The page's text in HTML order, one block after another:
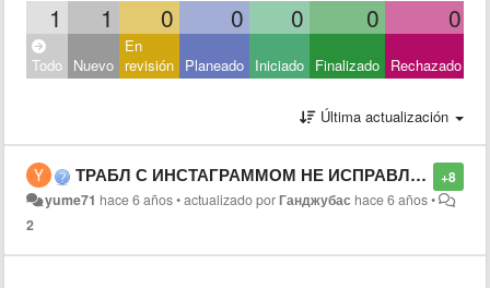
1 1 0 0 0 0 0
Todo Nuevo
En
revisión Planeado Iniciado Finalizado Rechazado
Última actualización
+8
ТРАБЛ С ИНСТАГРАММОМ НЕ ИСПРАВЛЕН
yume71 hace 6 años•actualizado porГанджубас hace 6 años•
2